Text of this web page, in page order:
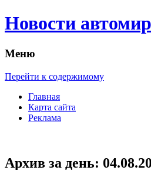
Новости
Меню
Перейти к содержимому
Главная
Карта сайта
Реклама
Архив за день: